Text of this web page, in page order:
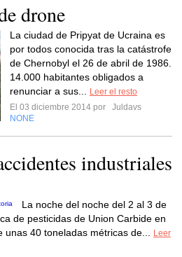
drone
La ciudad de Pripyat de Ucraina es
por todos conocida tras la catástrofe
de Chernobyl el 26 de abril de 1986.
14.000 habitantes obligados a
renunciar a sus...
Leer el resto
El 03 diciembre 2014 por
Juldavs
NONE
industriales
La noche del noche del 2 al 3 de
de pesticidas de Union Carbide en
unas 40 toneladas métricas de...
Leer